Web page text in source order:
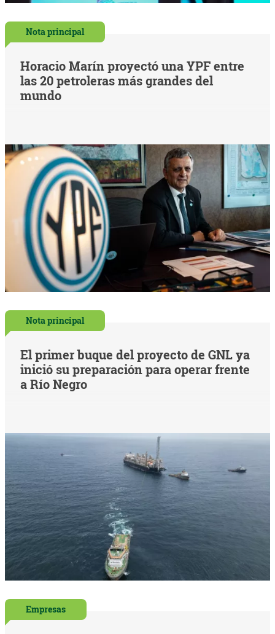
Nota principal
Horacio Marín proyectó una YPF entre
las 20 petroleras más grandes del
mundo
Nota principal
El primer buque del proyecto de GNL ya
inició su preparación para operar frente
a Río Negro
Empresas